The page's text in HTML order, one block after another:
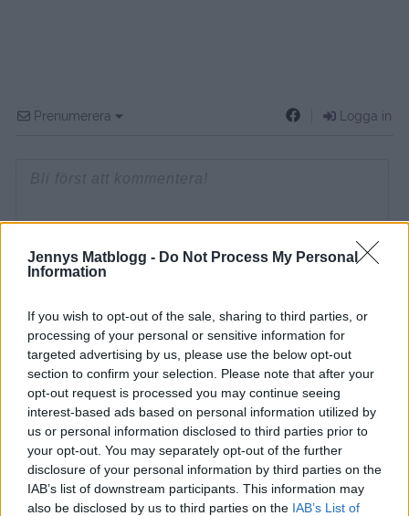
Jennys Matblogg - Do Not Process My Personal
Information
If you wish to opt-out of the sale, sharing to third parties, or
processing of your personal or sensitive information for
targeted advertising by us, please use the below opt-out
section to confirm your selection. Please note that after your
opt-out request is processed you may continue seeing
interest-based ads based on personal information utilized by
us or personal information disclosed to third parties prior to
your opt-out. You may separately opt-out of the further
disclosure of your personal information by third parties on the
IAB’s list of downstream participants. This information may
also be disclosed by us to third parties on the IAB’s List of
Prenumerera Logga in